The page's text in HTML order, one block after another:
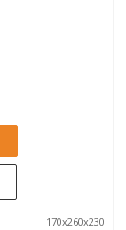
170x260x230